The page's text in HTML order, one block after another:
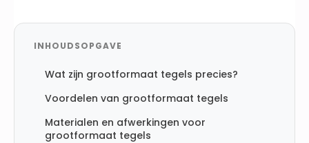
INHOUDSOPGAVE
Wat zijn grootformaat tegels precies?
Voordelen van grootformaat tegels
Materialen en afwerkingen voor
grootformaat tegels